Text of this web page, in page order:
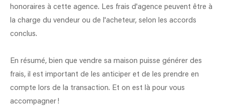
honoraires à cette agence. Les frais d'agence peuvent être à
la charge du vendeur ou de l'acheteur, selon les accords
conclus.
En résumé, bien que vendre sa maison puisse générer des
frais, il est important de les anticiper et de les prendre en
compte lors de la transaction. Et on est là pour vous
accompagner !